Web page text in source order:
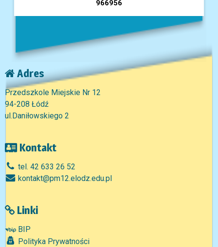
966956
Adres
Przedszkole Miejskie Nr 12
94-208 Łódź
ul.Daniłowskiego 2
Kontakt
tel. 42 633 26 52
kontakt@pm12.elodz.edu.pl
Linki
BIP
Polityka Prywatności